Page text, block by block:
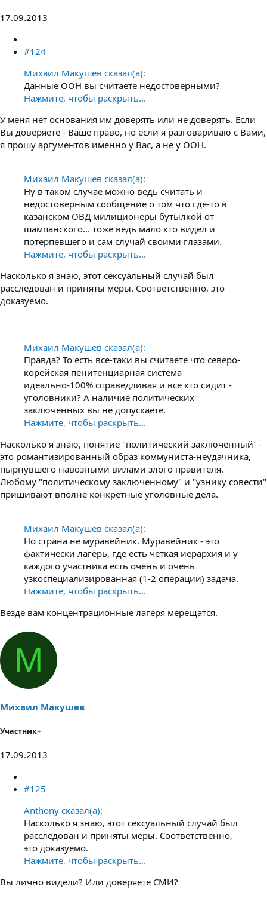
17.09.2013
#124
Михаил Макушев сказал(а):
Данные ООН вы считаете недостоверными?
Нажмите, чтобы раскрыть...
У меня нет основания им доверять или не доверять. Если
Вы доверяете - Ваше право, но если я разговариваю с Вами,
я прошу аргументов именно у Вас, а не у ООН.
Михаил Макушев сказал(а):
Ну в таком случае можно ведь считать и
недостоверным сообщение о том что где-то в
казанском ОВД милиционеры бутылкой от
шампанского... тоже ведь мало кто видел и
потерпевшего и сам случай своими глазами.
Нажмите, чтобы раскрыть...
Насколько я знаю, этот сексуальный случай был
расследован и приняты меры. Соответственно, это
доказуемо.
Михаил Макушев сказал(а):
Правда? То есть все-таки вы считаете что северо-
корейская пенитенциарная система
идеально-100% справедливая и все кто сидит -
уголовники? А наличие политических
заключенных вы не допускаете.
Нажмите, чтобы раскрыть...
Насколько я знаю, понятие "политический заключенный" -
это романтизированный образ коммуниста-неудачника,
пырнувшего навозными вилами злого правителя.
Любому "политическому заключенному" и "узнику совести"
пришивают вполне конкретные уголовные дела.
Михаил Макушев сказал(а):
Но страна не муравейник. Муравейник - это
фактически лагерь, где есть четкая иерархия и у
каждого участника есть очень и очень
узкоспециализированная (1-2 операции) задача.
Нажмите, чтобы раскрыть...
Везде вам концентрационные лагеря мерещатся.
М
Михаил Макушев
Участник+
17.09.2013
#125
Anthony сказал(а):
Насколько я знаю, этот сексуальный случай был
расследован и приняты меры. Соответственно,
это доказуемо.
Нажмите, чтобы раскрыть...
Вы лично видели? Или доверяете СМИ?